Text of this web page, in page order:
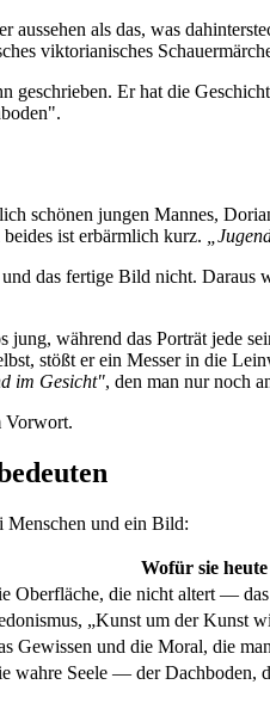
aussehen als das, was
viktorianisches
geschrieben. Er hat die
schönen jungen Mannes,
ist erbärmlich kurz.
das fertige Bild nicht. Daraus
während das Porträt jede
stößt er ein Messer in die
im Gesicht", den man nur noch
Vorwort.
Menschen und ein Bild:
Wofür sie
Oberfläche, die nicht altert —
„Kunst um der Kunst
Gewissen und die Moral, die
wahre Seele — der Dachboden,